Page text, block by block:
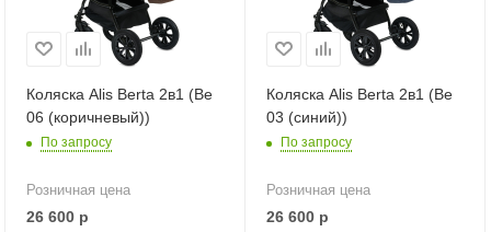
Коляска Alis Berta 2в1 (Be
06 (коричневый))
По запросу
Розничная цена
26 600 р
Коляска Alis Berta 2в1 (Be
03 (синий))
По запросу
Розничная цена
26 600 р